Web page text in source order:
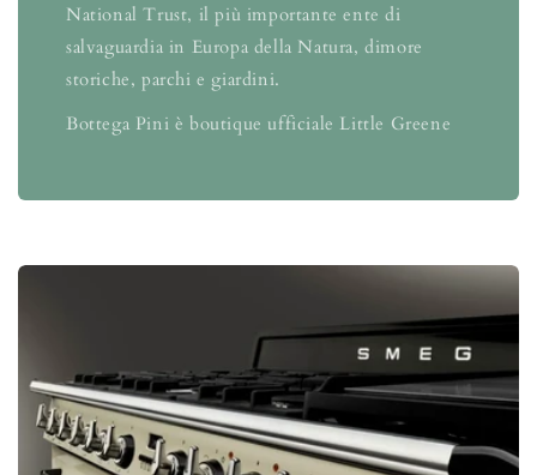
National Trust, il più importante ente di
salvaguardia in Europa della Natura, dimore
storiche, parchi e giardini.
Bottega Pini è boutique ufficiale Little Greene